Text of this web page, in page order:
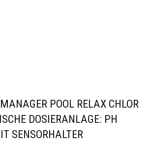
POOL RELAX CHLOR
DOSIERANLAGE: PH
SENSORHALTER